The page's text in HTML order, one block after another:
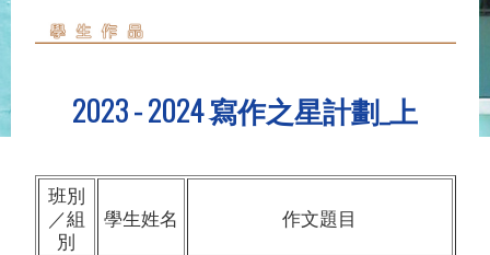
2023 - 2024 寫作之星計劃_上
班別
／組
別
學生姓名 作文題目